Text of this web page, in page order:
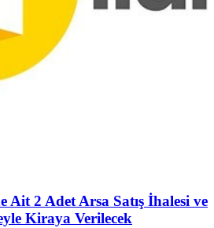
Ait 2 Adet Arsa Satış İhalesi ve
Kiraya Verilecek